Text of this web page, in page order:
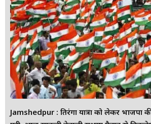
Jamshedpur : तिरंगा यात्रा को लेकर भाजपा